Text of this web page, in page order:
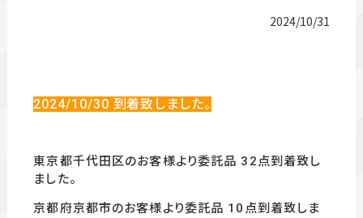
2024/10/31
2024/10/30 到着致しました。
東京都千代田区のお客様より委託品 32点到着致し
ました。
京都府京都市のお客様より委託品 10点到着致しま